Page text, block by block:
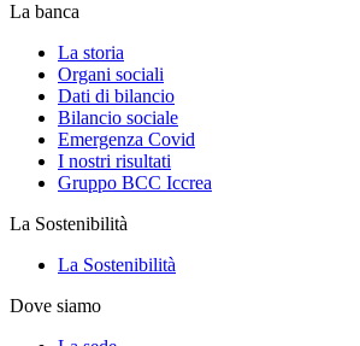
La banca
La storia
Organi sociali
Dati di bilancio
Bilancio sociale
Emergenza Covid
I nostri risultati
Gruppo BCC Iccrea
La Sostenibilità
La Sostenibilità
Dove siamo